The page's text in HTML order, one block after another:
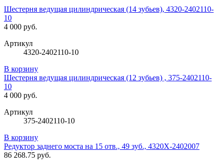
Шестерня ведущая цилиндрическая (14 зубьев), 4320-2402110-
10
4 000 руб.
Артикул
4320-2402110-10
В корзину
Шестерня ведущая цилиндрическая (12 зубьев) , 375-2402110-
10
4 000 руб.
Артикул
375-2402110-10
В корзину
Редуктор заднего моста на 15 отв., 49 зуб., 4320Х-2402007
86 268.75 руб.